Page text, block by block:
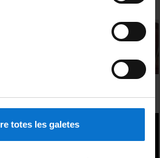
totes les galetes